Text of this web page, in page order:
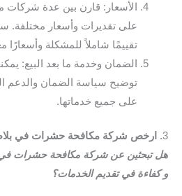
الأسعار: قارن بين عدة شركات
على تقديرات وأسعار مختلفة.
تقييمًا شاملاً للمشكلة وأسعارًا
الضمان وخدمة ما بعد البيع:
توضيح سياسة الضمان والدعم
على جميع خدماتها.
3.
ارخص شركة مكافحة حشرات في
هل تبحثين عن شركة مكافحة حشرات في
و كفاءة في تقديم الخدمات؟